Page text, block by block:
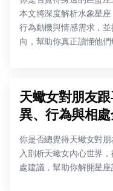
本文將深度解析水象星座
行為動機與情感需求，
向，幫助你真正讀懂他們
天蠍女對朋友
異、行為與相
你是否總覺得天蠍女對
入剖析天蠍女內心世界
處建議，幫助你解開星座